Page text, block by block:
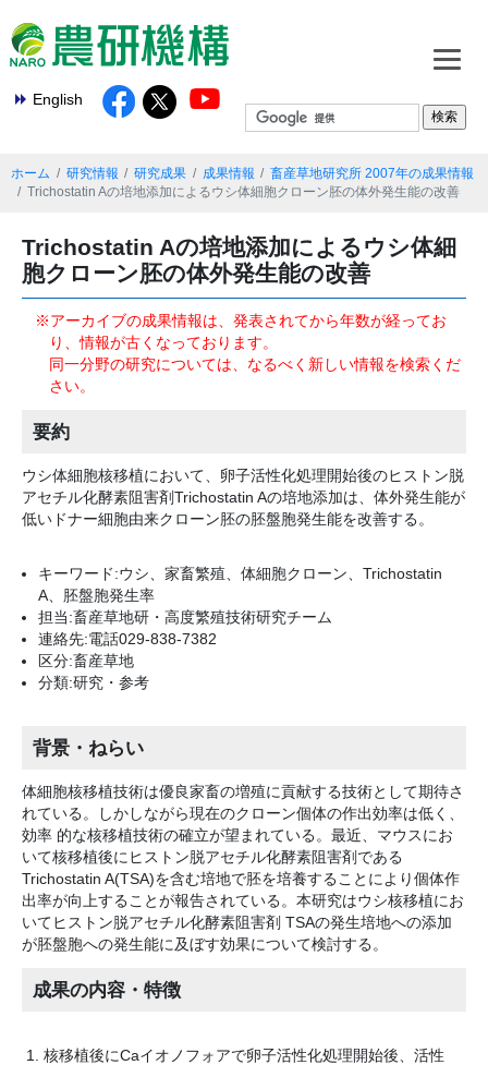
English
ホーム 研究情報 研究成果 成果情報
畜産草地研究所 2007年の成果情報
Trichostatin Aの培地添加によるウシ体細胞クローン胚の体外発生能の改善
Trichostatin Aの培地添加によるウシ体細
胞クローン胚の体外発生能の改善
※アーカイブの成果情報は、発表されてから年数が経ってお
り、情報が古くなっております。
同一分野の研究については、なるべく新しい情報を検索くだ
さい。
要約
ウシ体細胞核移植において、卵子活性化処理開始後のヒストン脱
アセチル化酵素阻害剤Trichostatin Aの培地添加は、体外発生能が
低いドナー細胞由来クローン胚の胚盤胞発生能を改善する。
キーワード:ウシ、家畜繁殖、体細胞クローン、Trichostatin
A、胚盤胞発生率
担当:畜産草地研・高度繁殖技術研究チーム
連絡先:電話029-838-7382
区分:畜産草地
分類:研究・参考
背景・ねらい
体細胞核移植技術は優良家畜の増殖に貢献する技術として期待さ
れている。しかしながら現在のクローン個体の作出効率は低く、
効率 的な核移植技術の確立が望まれている。最近、マウスにお
いて核移植後にヒストン脱アセチル化酵素阻害剤である
Trichostatin A(TSA)を含む培地で胚を培養することにより個体作
出率が向上することが報告されている。本研究はウシ核移植にお
いてヒストン脱アセチル化酵素阻害剤 TSAの発生培地への添加
が胚盤胞への発生能に及ぼす効果について検討する。
成果の内容・特徴
核移植後にCaイオノフォアで卵子活性化処理開始後、活性